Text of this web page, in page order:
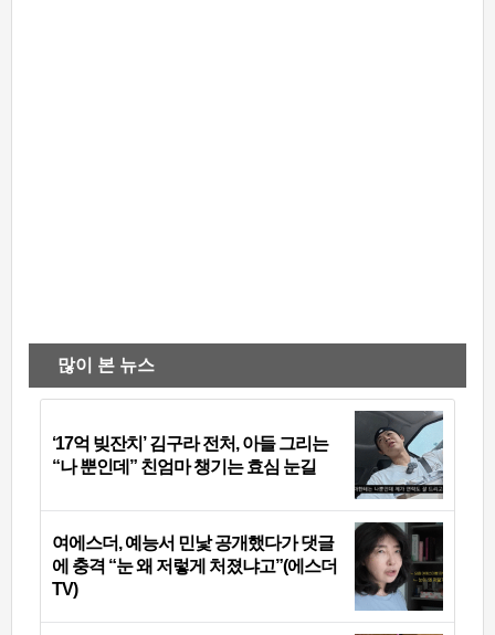
많이 본 뉴스
‘17억 빚잔치’ 김구라 전처, 아들 그리는
“나 뿐인데” 친엄마 챙기는 효심 눈길
여에스더, 예능서 민낯 공개했다가 댓글
에 충격 “눈 왜 저렇게 처졌냐고”(에스더
TV)